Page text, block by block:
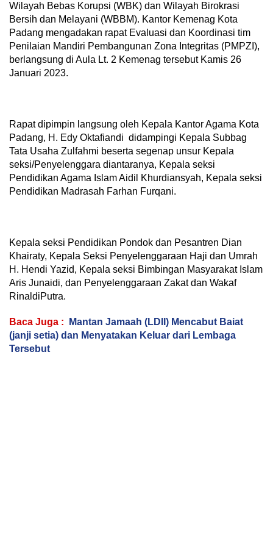
Wilayah Bebas Korupsi (WBK) dan Wilayah Birokrasi
Bersih dan Melayani (WBBM). Kantor Kemenag Kota
Padang mengadakan rapat Evaluasi dan Koordinasi tim
Penilaian Mandiri Pembangunan Zona Integritas (PMPZI),
berlangsung di Aula Lt. 2 Kemenag tersebut Kamis 26
Januari 2023.
Rapat dipimpin langsung oleh Kepala Kantor Agama Kota
Padang, H. Edy Oktafiandi didampingi Kepala Subbag
Tata Usaha Zulfahmi beserta segenap unsur Kepala
seksi/Penyelenggara diantaranya, Kepala seksi
Pendidikan Agama Islam Aidil Khurdiansyah, Kepala seksi
Pendidikan Madrasah Farhan Furqani.
Kepala seksi Pendidikan Pondok dan Pesantren Dian
Khairaty, Kepala Seksi Penyelenggaraan Haji dan Umrah
H. Hendi Yazid, Kepala seksi Bimbingan Masyarakat Islam
Aris Junaidi, dan Penyelenggaraan Zakat dan Wakaf
RinaldiPutra.
Baca Juga :
Mantan Jamaah (LDII) Mencabut Baiat
(janji setia) dan Menyatakan Keluar dari Lembaga
Tersebut